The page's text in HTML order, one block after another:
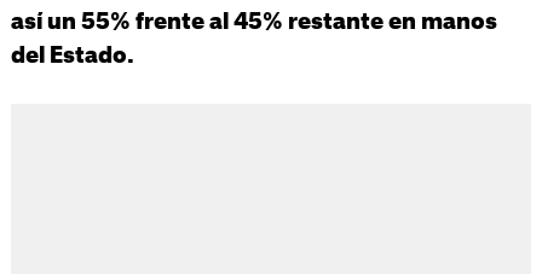
así un 55% frente al 45% restante en manos
del Estado.